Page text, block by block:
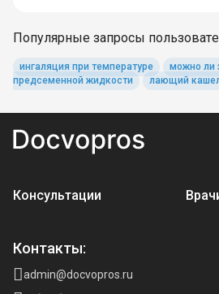
Популярные запросы
ингаляция при температуре
можно ли
предсеменной жидкости
лающий
Консультации
Контакты:
admin@docvopros.ru